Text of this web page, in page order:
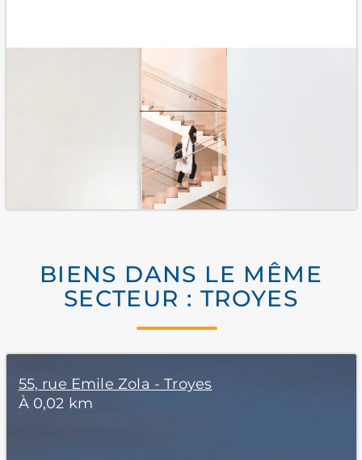
BIENS DANS LE MÊME
SECTEUR : TROYES
55, rue Emile Zola - Troyes
À 0,02 km